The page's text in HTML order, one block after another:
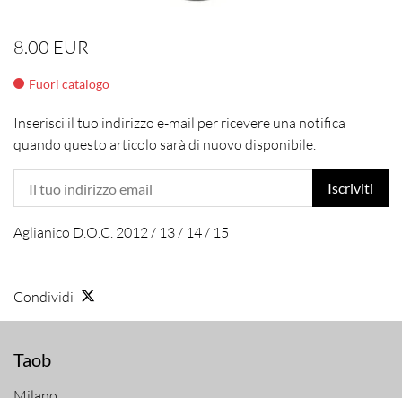
8.00 EUR
Fuori catalogo
Inserisci il tuo indirizzo e-mail per ricevere una notifica
quando questo articolo sarà di nuovo disponibile.
Iscriviti
Aglianico D.O.C. 2012 / 13 / 14 / 15
Condividi
Taob